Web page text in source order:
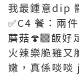
我最鍾意dip
✅C4 餐：兩
蘑菇🍄‍🟫飯好
火辣樂脆雞又
嫩，真係啖